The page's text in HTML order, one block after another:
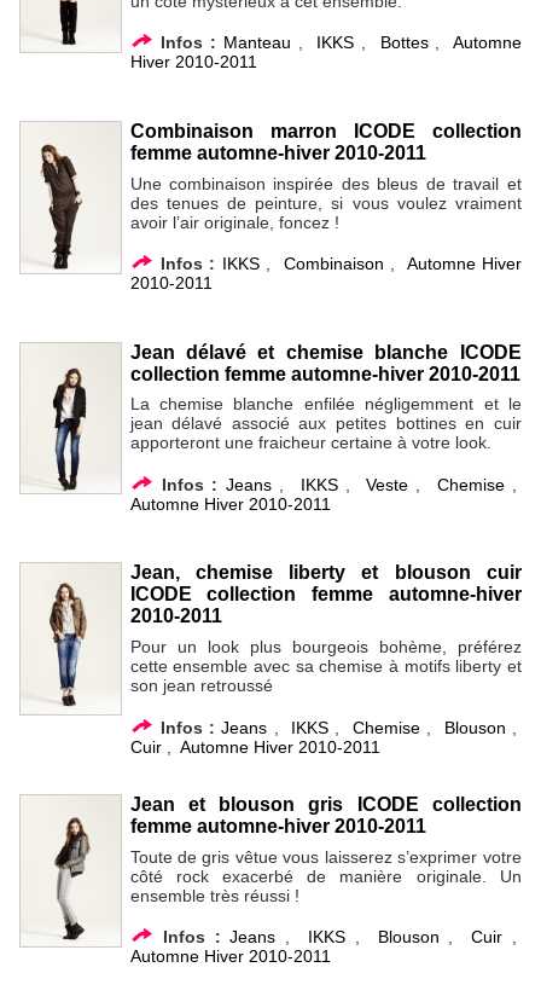
Infos : Manteau , IKKS , Bottes,Automne
Hiver 2010-2011
Combinaison marron ICODE collection
femme automne-hiver 2010-2011
Une combinaison inspirée des bleus de travail et
des tenues de peinture, si vous voulez vraiment
avoir l’air originale, foncez !
Infos : IKKS, Combinaison
Automne Hiver
2010-2011
Jean délavé et chemise blanche ICODE
collection femme automne-hiver 2010-2011
La chemise blanche enfilée négligemment et le
jean délavé associé aux petites bottines en cuir
apporteront une fraicheur certaine à votre look.
Infos : Jeans IKKS, Veste Chemise,
Automne Hiver 2010-2011
Jean, chemise liberty et blouson cuir
ICODE collection femme automne-hiver
2010-2011
Pour un look plus bourgeois bohème, préférez
cette ensemble avec sa chemise à motifs liberty et
son jean retroussé
Infos : Jeans IKKS Chemise, Blouson
Cuir, Automne Hiver 2010-2011
Jean et blouson gris ICODE collection
femme automne-hiver 2010-2011
Toute de gris vêtue vous laisserez s’exprimer votre
côté rock exacerbé de manière originale. Un
ensemble très réussi !
Infos : Jeans IKKS, Blouson ,Cuir
Automne Hiver 2010-2011